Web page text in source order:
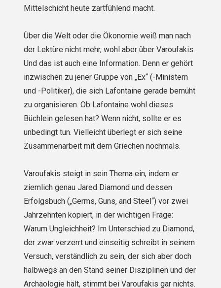
Mittelschicht heute zartfühlend macht.
Über die Welt oder die Ökonomie weiß man nach
der Lektüre nicht mehr, wohl aber über Varoufakis.
Und das ist auch eine Information. Denn er gehört
inzwischen zu jener Gruppe von „Ex“ (-Ministern
und -Politiker), die sich Lafontaine gerade bemüht
zu organisieren. Ob Lafontaine wohl dieses
Büchlein gelesen hat? Wenn nicht, sollte er es
unbedingt tun. Vielleicht überlegt er sich seine
Zusammenarbeit mit dem Griechen nochmals.
Varoufakis steigt in sein Thema ein, indem er
ziemlich genau Jared Diamond und dessen
Erfolgsbuch („Germs, Guns, and Steel“) vor zwei
Jahrzehnten kopiert, in der wichtigen Frage:
Warum Ungleichheit? Im Unterschied zu Diamond,
der zwar verzerrt und einseitig schreibt in seinem
Versuch, verständlich zu sein, der sich aber doch
halbwegs an den Stand seiner Disziplinen und der
Archäologie hält, stimmt bei Varoufakis gar nichts.